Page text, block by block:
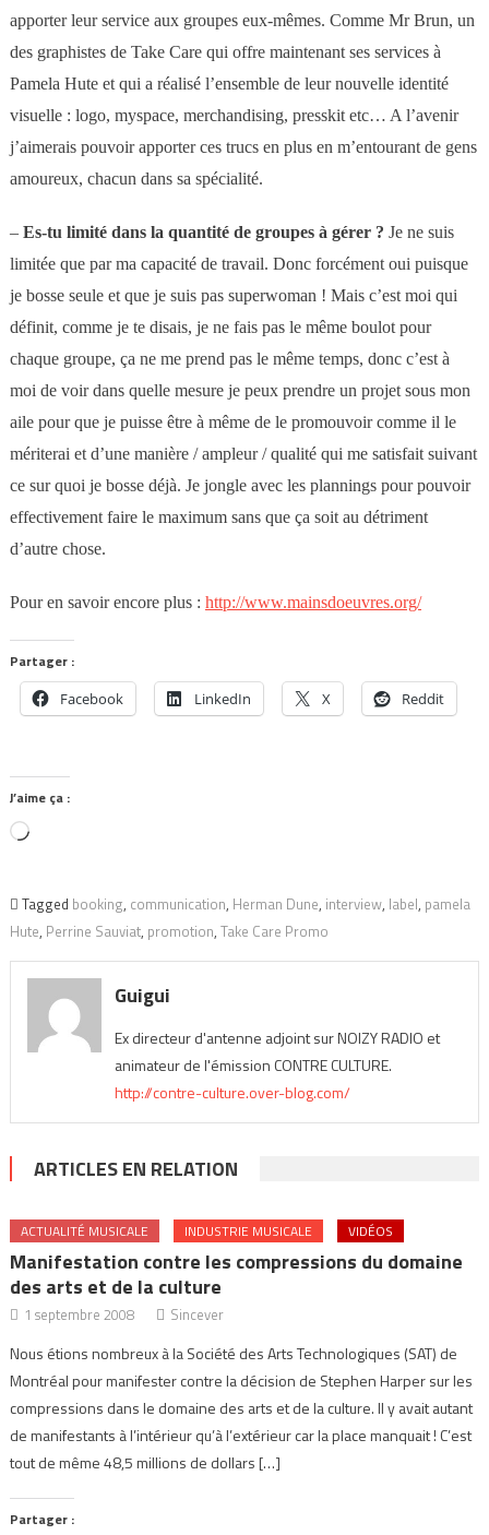
apporter leur service aux groupes eux-mêmes. Comme Mr Brun, un
des graphistes de Take Care qui offre maintenant ses services à
Pamela Hute et qui a réalisé l’ensemble de leur nouvelle identité
visuelle : logo, myspace, merchandising, presskit etc… A l’avenir
j’aimerais pouvoir apporter ces trucs en plus en m’entourant de gens
amoureux, chacun dans sa spécialité.
– Es-tu limité dans la quantité de groupes à gérer ? Je ne suis
limitée que par ma capacité de travail. Donc forcément oui puisque
je bosse seule et que je suis pas superwoman ! Mais c’est moi qui
définit, comme je te disais, je ne fais pas le même boulot pour
chaque groupe, ça ne me prend pas le même temps, donc c’est à
moi de voir dans quelle mesure je peux prendre un projet sous mon
aile pour que je puisse être à même de le promouvoir comme il le
mériterai et d’une manière / ampleur / qualité qui me satisfait suivant
ce sur quoi je bosse déjà. Je jongle avec les plannings pour pouvoir
effectivement faire le maximum sans que ça soit au détriment
d’autre chose.
Pour en savoir encore plus : http://www.mainsdoeuvres.org/
Partager :
Facebook LinkedIn X Reddit
J’aime ça :
Chargement…
Tagged booking, communication, Herman Dune, interview, label, pamela
Hute, Perrine Sauviat, promotion, Take Care Promo
Guigui
Ex directeur d'antenne adjoint sur NOIZY RADIO et
animateur de l'émission CONTRE CULTURE.
http://contre-culture.over-blog.com/
ARTICLES EN RELATION
ACTUALITÉ MUSICALE INDUSTRIE MUSICALE VIDÉOS
Manifestation contre les compressions du domaine
des arts et de la culture
1 septembre 2008 Sincever
Nous étions nombreux à la Société des Arts Technologiques (SAT) de
Montréal pour manifester contre la décision de Stephen Harper sur les
compressions dans le domaine des arts et de la culture. Il y avait autant
de manifestants à l’intérieur qu’à l’extérieur car la place manquait ! C’est
tout de même 48,5 millions de dollars […]
Partager :